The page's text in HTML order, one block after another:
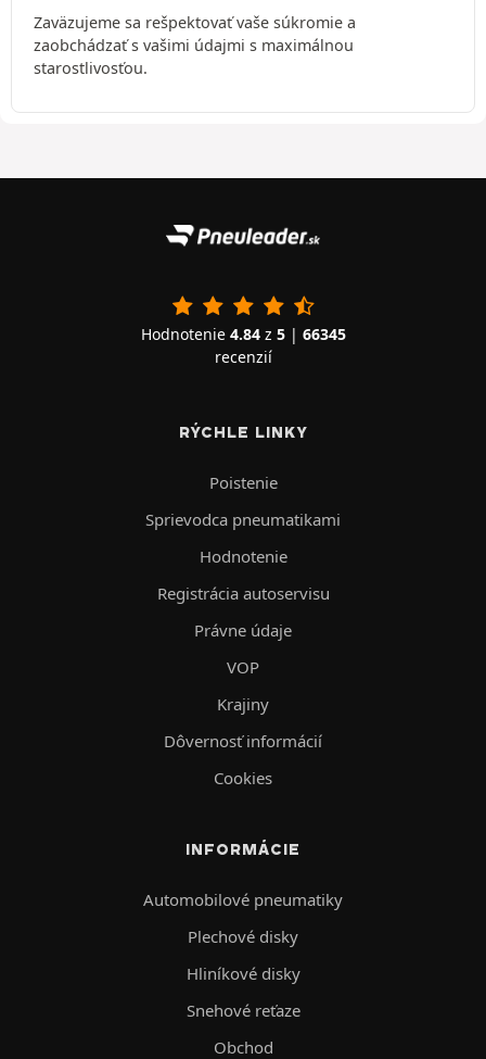
Zaväzujeme sa rešpektovať vaše súkromie a
zaobchádzať s vašimi údajmi s maximálnou
starostlivosťou.
Hodnotenie 4.84z 5| 66345
recenzií
RÝCHLE LINKY
Poistenie
Sprievodca pneumatikami
Hodnotenie
Registrácia autoservisu
Právne údaje
VOP
Krajiny
Dôvernosť informácií
Cookies
INFORMÁCIE
Automobilové pneumatiky
Plechové disky
Hliníkové disky
Snehové reťaze
Obchod